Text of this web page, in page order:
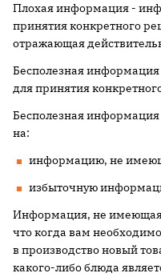
Плохая информация -
принятия конкретного
отражающая
Бесполезная
для принятия
Бесполезная информация
на:
информацию, не
избыточную
Информация, не имеющая
что когда вам
в производство новый
какого-либо блюда